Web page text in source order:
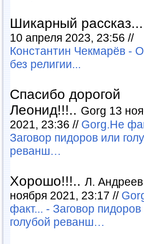
Шикарный рассказ...
10 апреля 2023, 23:56 //
Константин Чекмарёв -
без религии...
Спасибо дорогой
Леонид!!!.. Gorg 13
2021, 23:36 // Gorg.Не
Заговор пидоров или
реванш…
Хорошо!!!.. Л.
ноября 2021, 23:17 //
факт... - Заговор пидоров
голубой реванш…